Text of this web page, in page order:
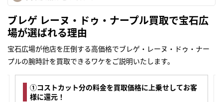
ブレゲ レーヌ・ドゥ・ナープル買取で宝石広
場が選ばれる理由
宝石広場が他店を圧倒する高価格でブレゲ・レーヌ・ドゥ・ナー
プルの腕時計を買取できるワケをご説明いたします。
①コストカット分の料金を買取価格に上乗せしてお客
様に還元！